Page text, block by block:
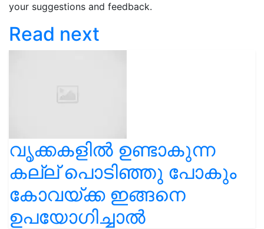
your suggestions and feedback.
Read next
വൃക്കകളിൽ ഉണ്ടാകുന്ന
കല്ല് പൊടിഞ്ഞു പോകും
കോവയ്ക്ക ഇങ്ങനെ
ഉപയോഗിച്ചാൽ